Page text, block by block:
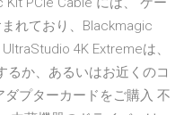
れており、Blackmagic
4K Extremeは、
るか、あるいはお近くのコ
ダプターカードをご購入 不